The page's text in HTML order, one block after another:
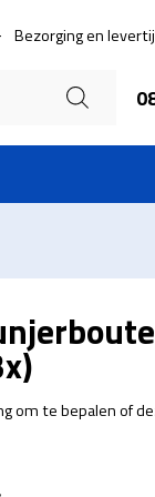
Bezorging en
om te bepalen of